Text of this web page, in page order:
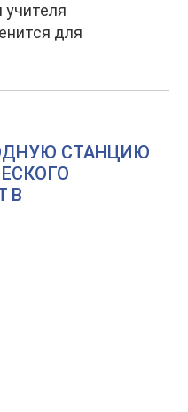
учителя
для
СТАНЦИЮ
В